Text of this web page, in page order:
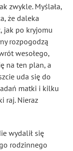
zwykle. Myślała,
że daleka
jak po kryjomu
rozpogodzą
wesołego,
na ten plan, a
uda się do
matki i kilku
raj. Nieraz
wydalił się
rodzinnego